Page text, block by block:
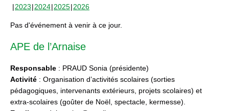
2023 2024 2025 2026
Pas d'événement à venir à ce jour.
APE de l’Arnaise
Responsable : PRAUD Sonia (présidente)
Activité : Organisation d’activités scolaires (sorties
pédagogiques, intervenants extérieurs, projets scolaires) et
extra-scolaires (goûter de Noël, spectacle, kermesse).